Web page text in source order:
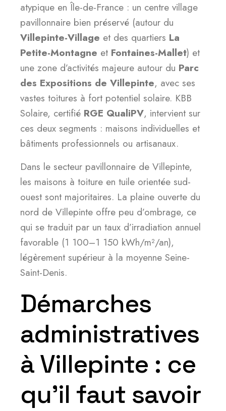
atypique en Île-de-France : un centre village
pavillonnaire bien préservé (autour du
Villepinte-Village et des quartiers La
Petite-Montagne et Fontaines-Mallet) et
une zone d’activités majeure autour du Parc
des Expositions de Villepinte, avec ses
vastes toitures à fort potentiel solaire. KBB
Solaire, certifié RGE QualiPV, intervient sur
ces deux segments : maisons individuelles et
bâtiments professionnels ou artisanaux.
Dans le secteur pavillonnaire de Villepinte,
les maisons à toiture en tuile orientée sud-
ouest sont majoritaires. La plaine ouverte du
nord de Villepinte offre peu d’ombrage, ce
qui se traduit par un taux d’irradiation annuel
favorable (1 100–1 150 kWh/m²/an),
légèrement supérieur à la moyenne Seine-
Saint-Denis.
Démarches
administratives
à Villepinte : ce
qu’il faut savoir